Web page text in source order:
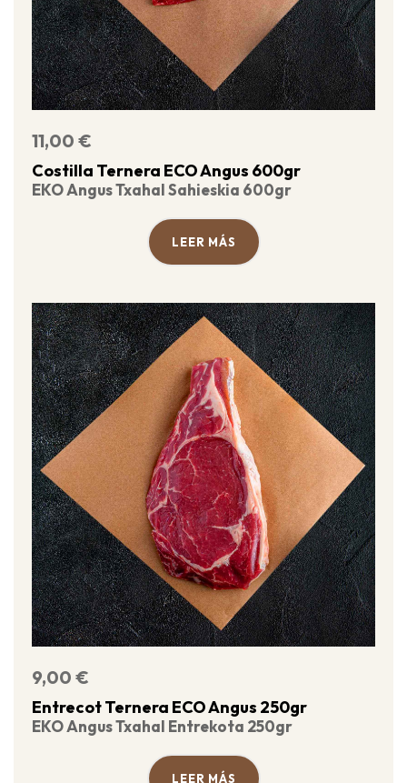
11,00 €
Costilla Ternera ECO Angus 600gr
EKO Angus Txahal Sahieskia 600gr
LEER MÁS
9,00 €
Entrecot Ternera ECO Angus 250gr
EKO Angus Txahal Entrekota 250gr
LEER MÁS